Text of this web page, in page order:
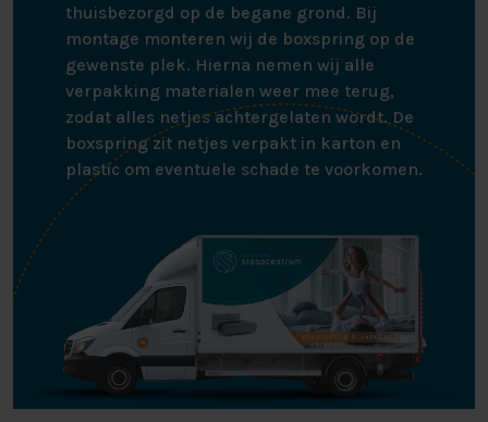
thuisbezorgd op de begane grond. Bij
montage monteren wij de boxspring op de
gewenste plek. Hierna nemen wij alle
verpakking materialen weer mee terug,
zodat alles netjes achtergelaten wordt. De
boxspring zit netjes verpakt in karton en
plastic om eventuele schade te voorkomen.